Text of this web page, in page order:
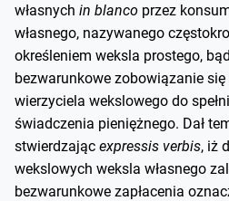
własnych in blanco przez
własnego, nazywanego
określeniem weksla prostego,
bezwarunkowe zobowiązanie
wierzyciela wekslowego do
świadczenia pieniężnego. Dał
stwierdzając expressis verbis, iż
wekslowych weksla własnego
bezwarunkowe zapłacenia